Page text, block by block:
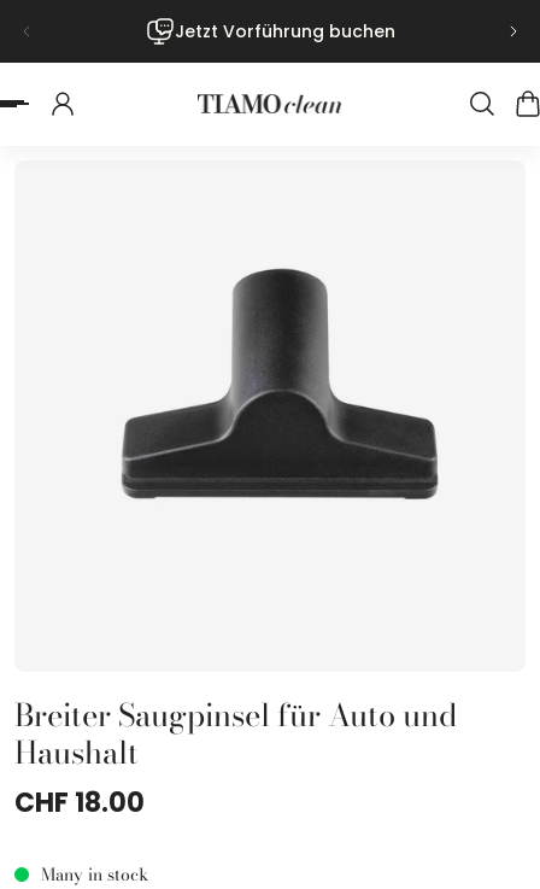
springen Jetzt Vorführung buchen
Breiter Saugpinsel für Auto und
Haushalt
CHF 18.00
Many in stock